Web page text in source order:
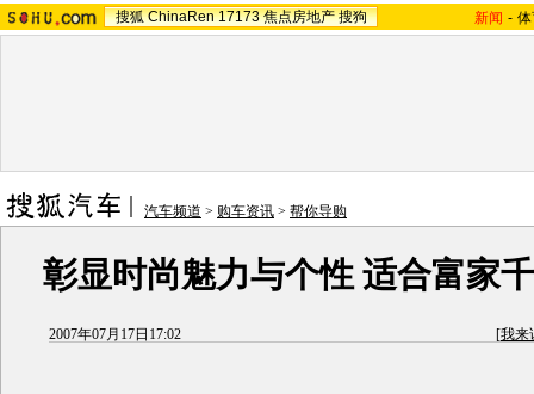
搜狐 ChinaRen 17173 焦点房地产 搜狗 新闻 -
汽车频道 > 购车资讯 > 帮你导购
彰显时尚魅力与个性 适合富家
2007年07月17日17:02 [我来